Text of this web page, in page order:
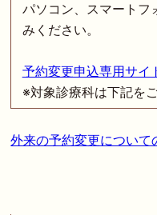
パソコン、スマートフ
みください。
予約変更申込専用サイ
※対象診療科は下記を
外来の予約変更について